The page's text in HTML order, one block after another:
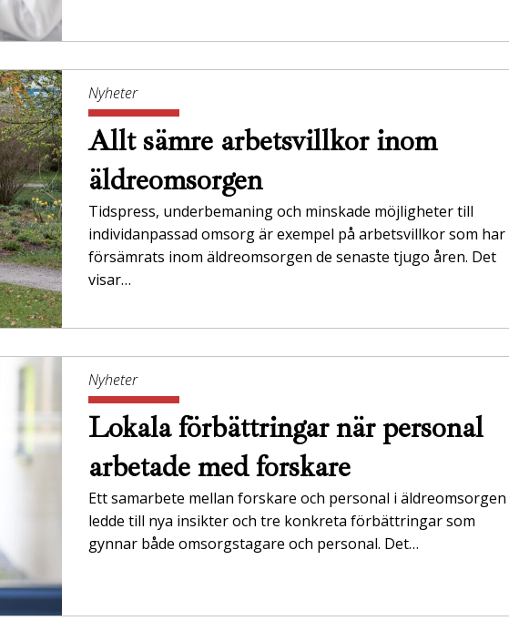
Nyheter
Allt sämre arbetsvillkor inom
äldreomsorgen
Tidspress, underbemaning och minskade möjligheter till
individanpassad omsorg är exempel på arbetsvillkor som har
försämrats inom äldreomsorgen de senaste tjugo åren. Det
visar…
Nyheter
Lokala förbättringar när personal
arbetade med forskare
Ett samarbete mellan forskare och personal i äldreomsorgen
ledde till nya insikter och tre konkreta förbättringar som
gynnar både omsorgstagare och personal. Det…